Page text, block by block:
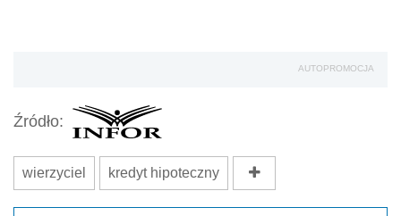
AUTOPROMOCJA
Źródło:
wierzyciel kredyt hipoteczny